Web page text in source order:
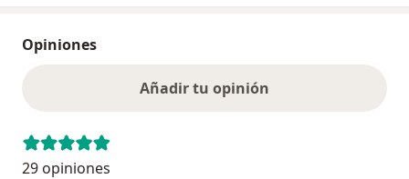
Opiniones
Añadir tu opinión
29 opiniones